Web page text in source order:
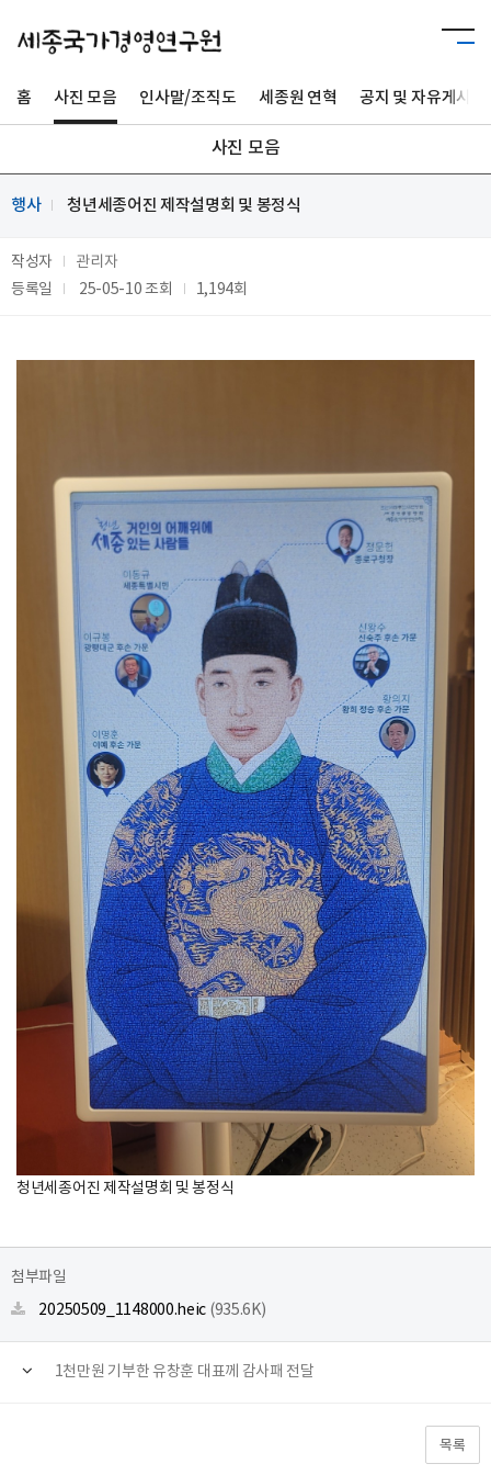
홈 사진 모음 인사말/조직도 세종원 연혁 공지 및 자유게시판
사진 모음
행사 청년세종어진 제작설명회 및 봉정식
작성자
관리자
등록일
25-05-10조회 1,194회
청년세종어진 제작설명회 및 봉정식
첨부파일
20250509_1148000.heic (935.6K)
1천만원 기부한 유창훈 대표께 감사패 전달
목록